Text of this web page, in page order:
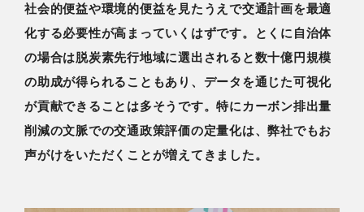
社会的便益や環境的便益を見たうえで交通計画を最適
化する必要性が高まっていくはずです。とくに自治体
の場合は脱炭素先行地域に選出されると数十億円規模
の助成が得られることもあり、データを通じた可視化
が貢献できることは多そうです。特にカーボン排出量
削減の文脈での交通政策評価の定量化は、弊社でもお
声がけをいただくことが増えてきました。